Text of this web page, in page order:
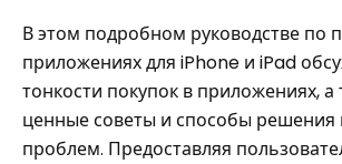
В этом подробном руководстве по
приложениях для iPhone и iPad
тонкости покупок в приложениях, а
ценные советы и способы решения
проблем. Предоставляя